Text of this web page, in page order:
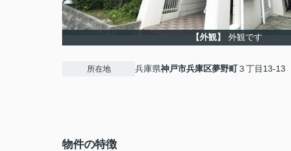
【外観】 外観です
所在地 兵庫県神戸市兵庫区夢野町３丁目13-13
物件の特徴